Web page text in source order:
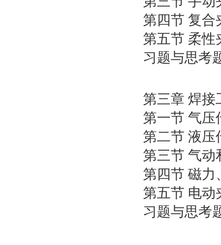
第四节 复合
第五节 柔性
习题与思考
第三章 焊接
第一节 气压
第二节 液压
第三节 气动
第四节 磁力
第五节 电动
习题与思考